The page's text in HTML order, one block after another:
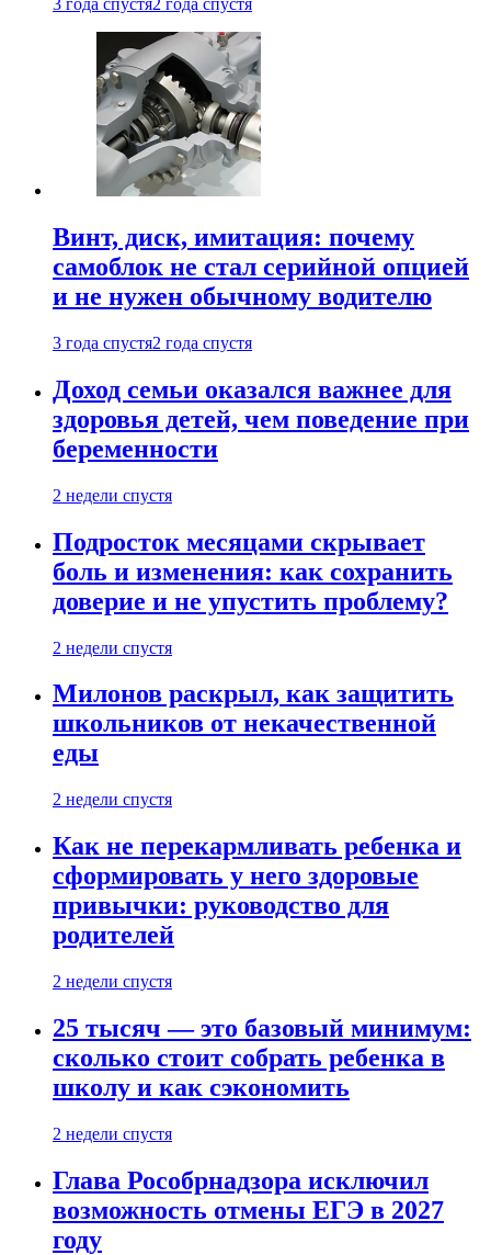
3 года спустя2 года спустя
Винт, диск, имитация: почему
самоблок не стал серийной опцией
и не нужен обычному водителю
3 года спустя2 года спустя
Доход семьи оказался важнее для
здоровья детей, чем поведение при
беременности
2 недели спустя
Подросток месяцами скрывает
боль и изменения: как сохранить
доверие и не упустить проблему?
2 недели спустя
Милонов раскрыл, как защитить
школьников от некачественной
еды
2 недели спустя
Как не перекармливать ребенка и
сформировать у него здоровые
привычки: руководство для
родителей
2 недели спустя
25 тысяч — это базовый минимум:
сколько стоит собрать ребенка в
школу и как сэкономить
2 недели спустя
Глава Рособрнадзора исключил
возможность отмены ЕГЭ в 2027
году